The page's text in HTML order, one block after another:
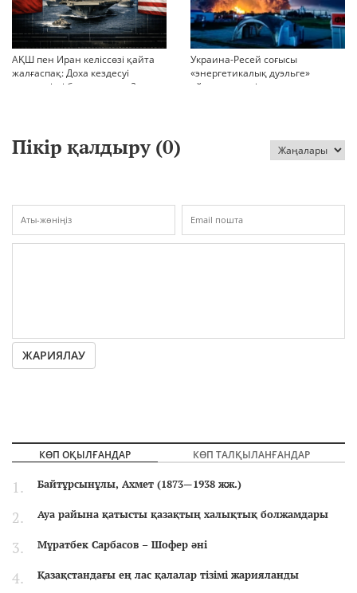
АҚШ пен Иран келіссөзі қайта
жалғаспақ: Доха кездесуі
шиеленісті бәсеңдете ме?
Украина-Ресей соғысы
«энергетикалық дуэльге»
айналып кетті
Пікір қалдыру (0)
ЖАРИЯЛАУ
КӨП ОҚЫЛҒАНДАР КӨП ТАЛҚЫЛАНҒАНДАР
Байтұрсынұлы, Ахмет (1873—1938 жж.)
Ауа райына қатысты қазақтың халықтық болжамдары
Мұратбек Сарбасов – Шофер әні
Қазақстандағы ең лас қалалар тізімі жарияланды